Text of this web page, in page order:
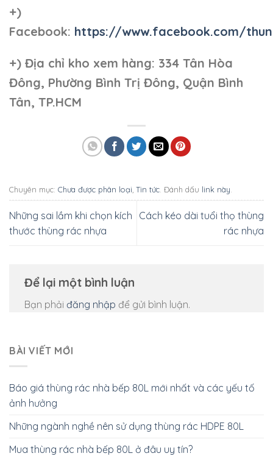
+)
Facebook: https://www.facebook.com/
+) Địa chỉ kho xem hàng: 334 Tân Hòa
Đông, Phường Bình Trị Đông, Quận Bình
Tân, TP.HCM
Chuyên mục: Chưa được phân loại Tin tức . Đánh dấu link này
Những sai lầm khi chọn kích
thước thùng rác nhựa
Cách kéo dài tuổi thọ thùng
rác nhựa
Để lại một bình luận
Bạn phải đăng nhập để gửi bình luận.
BÀI VIẾT MỚI
Báo giá thùng rác nhà bếp 80L mới nhất và các yếu tố
ảnh hưởng
Những ngành nghề nên sử dụng thùng rác HDPE 80L
Mua thùng rác nhà bếp 80L ở đâu uy tín?